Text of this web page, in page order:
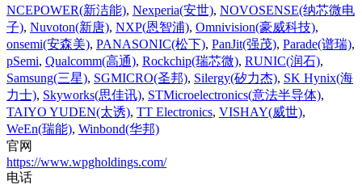
NCEPOWER(新洁能), Nexperia(安世), NOVOSENSE(纳芯微电
子), Nuvoton(新唐), NXP(恩智浦), Omnivision(豪威科技),
onsemi(安森美), PANASONIC(松下), PanJit(强茂), Parade(谱瑞),
pSemi, Qualcomm(高通), Rockchip(瑞芯微), RUNIC(润石),
Samsung(三星), SGMICRO(圣邦), Silergy(矽力杰), SK Hynix(海
力士), Skyworks(思佳讯), STMicroelectronics(意法半导体),
TAIYO YUDEN(太诱), TT Electronics, VISHAY(威世),
WeEn(瑞能), Winbond(华邦)
官网
https://www.wpgholdings.com/
电话